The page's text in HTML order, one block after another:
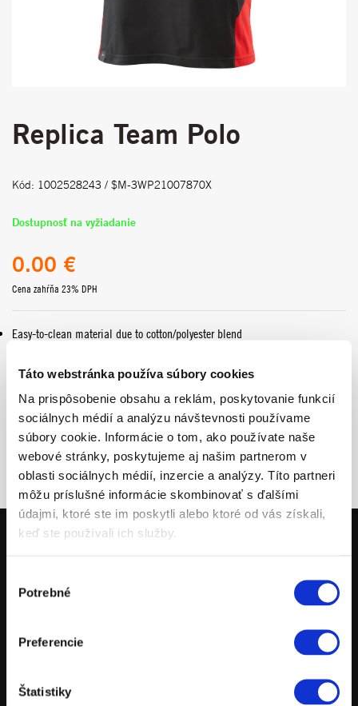
Táto webstránka používa súbory cookies
Na prispôsobenie obsahu a reklám, poskytovanie funkcií
sociálnych médií a analýzu návštevnosti používame
súbory cookie. Informácie o tom, ako používate naše
webové stránky, poskytujeme aj našim partnerom v
oblasti sociálnych médií, inzercie a analýzy. Títo partneri
môžu príslušné informácie skombinovať s ďalšími
údajmi, ktoré ste im poskytli alebo ktoré od vás získali,
keď ste používali ich služby.
súhlasu
Potrebné
Preferencie
Štatistiky
Replica Team Polo
Kód: 1002528243 / $M-3WP21007870X
Dostupnosť na vyžiadanie
0.00 €
Cena zahŕňa 23% DPH
Easy-to-clean material due to cotton/polyester blend